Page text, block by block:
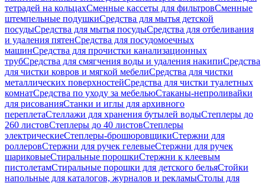
тетрадей на кольцахСменные кассеты для фильтровСменные
штемпельные подушкиСредства для мытья детской
посудыСредства для мытья посудыСредства для отбеливания
и удаления пятенСредства для посудомоечных
машинСредства для прочистки канализационных
трубСредства для смягчения воды и удаления накипиСредства
для чистки ковров и мягкой мебелиСредства для чистки
металлических поверхностейСредства для чистки туалетных
комнатСредства по уходу за мебельюСтаканы-непроливайки
для рисованияСтанки и иглы для архивного
переплетаСтеллажи для хранения бутылей водыСтеплеры до
260 листовСтеплеры до 40 листовСтеплеры
электрическиеСтеплеры-брошюровщикиСтержни для
роллеровСтержни для ручек гелевыеСтержни для ручек
шариковыеСтиральные порошкиСтержни к клеевым
пистолетамСтиральные порошки для детского бельяСтойки
напольные для каталогов, журналов и рекламыСтолы для